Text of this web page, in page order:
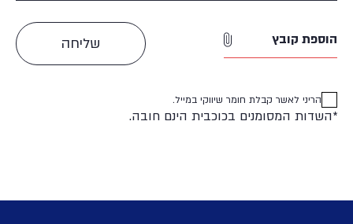
הוספת קובץ
הריני לאשר קבלת חומר שיווקי במייל.
*השדות המסומנים בכוכבית הינם חובה.